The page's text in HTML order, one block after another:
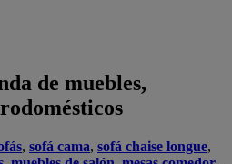
de muebles,
, sofá cama, sofá chaise longue,